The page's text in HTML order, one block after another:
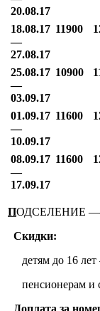
20.08.17
18.08.17
—
27.08.17
11900
25.08.17
—
03.09.17
10900
01.09.17
—
10.09.17
11600
08.09.17
—
17.09.17
11600
ПОДСЕЛЕНИЕ
Скидки:
детям до 16
пенсионерам и